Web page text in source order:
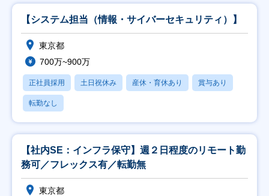
【システム担当（情報・サイバーセキュリティ）】
東京都
700万~900万
正社員採用 土日祝休み 産休・育休あり 賞与あり
転勤なし
【社内SE：インフラ保守】週２日程度のリモート勤
務可／フレックス有／転勤無
東京都